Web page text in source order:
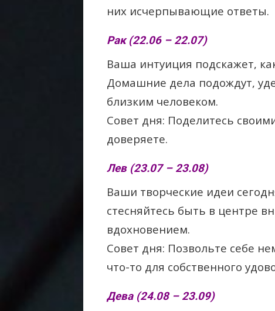
них исчерпывающие ответы.
Рак (22.06 – 22.07)
Ваша интуиция подскажет,
Домашние дела подождут,
близким человеком.
Совет дня: Поделитесь
доверяете.
Лев (23.07 – 23.08)
Ваши творческие идеи
стесняйтесь быть в центре
вдохновением.
Совет дня: Позвольте себе
что-то для собственного
Дева (24.08 – 23.09)